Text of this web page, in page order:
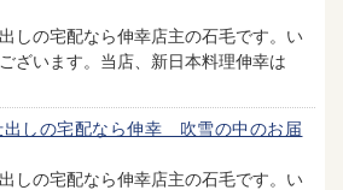
しの宅配なら伸幸店主の石毛です。い
ざいます。当店、新日本料理伸幸は
出しの宅配なら伸幸 吹雪の中のお届
しの宅配なら伸幸店主の石毛です。い